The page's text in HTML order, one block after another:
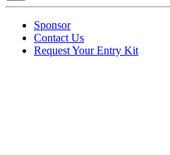
Sponsor
Contact Us
Request Your Entry Kit